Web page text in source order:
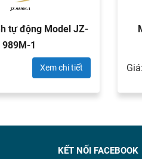
tự động Model JZ-
989M-1
Xem chi tiết
KẾT NỐI FACEBOOK